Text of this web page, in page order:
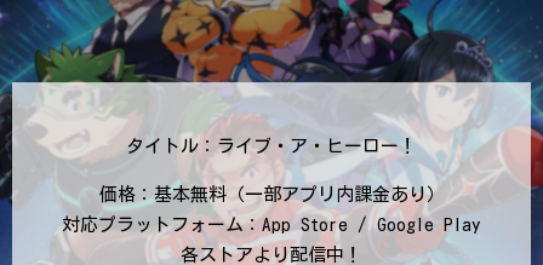
タイトル：ライブ・ア・ヒーロー！
価格：基本無料（一部アプリ内課金あり）
対応プラットフォーム：App Store / Google Play
各ストアより配信中！